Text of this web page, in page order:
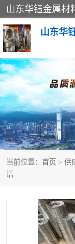
山东华
当前位置： 首页 > 供
话
不锈钢管
管件标准件
不锈钢人孔
不锈钢角钢
不锈钢封头
不锈钢阀门